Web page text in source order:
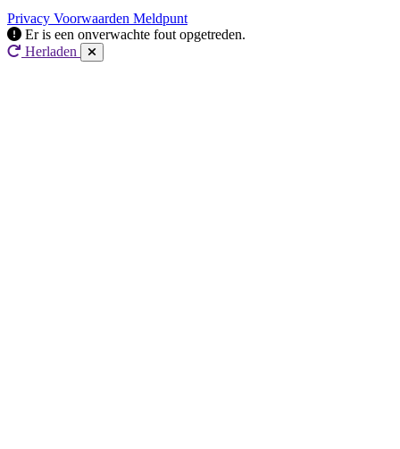
Privacy Voorwaarden Meldpunt
Er is een onverwachte fout opgetreden.
Herladen